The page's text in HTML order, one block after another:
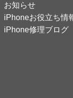
お知らせ
iPhoneお役立ち情
iPhone修理ブログ